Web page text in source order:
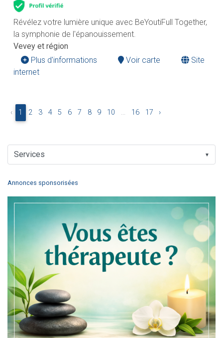
Révélez votre lumière unique avec BeYoutiFull Together,
la symphonie de l'épanouissement.
Vevey et région
Plus d'informations
Voir carte
Site
internet
‹ 1 2 3 4 5 6 7 8 9 10 ... 16 17 ›
▼
Annonces sponsorisées